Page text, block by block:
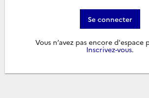
Se connecter
Vous n’avez pas encore d'espace
Inscrivez-vous.